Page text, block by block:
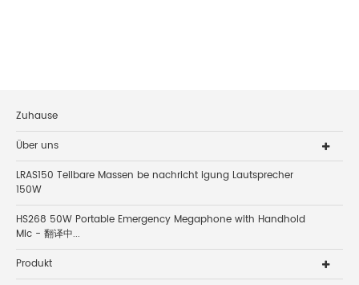
Zuhause
Über uns
LRAS150 Teilbare Massen be nachricht igung Lautsprecher
150W
HS268 50W Portable Emergency Megaphone with Handhold
Mic - 翻译中...
Produkt